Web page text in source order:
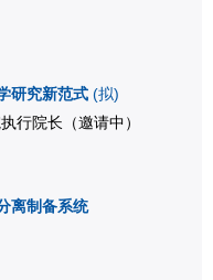
研究新范式 (拟)
行院长 （邀请中）
离制备系统